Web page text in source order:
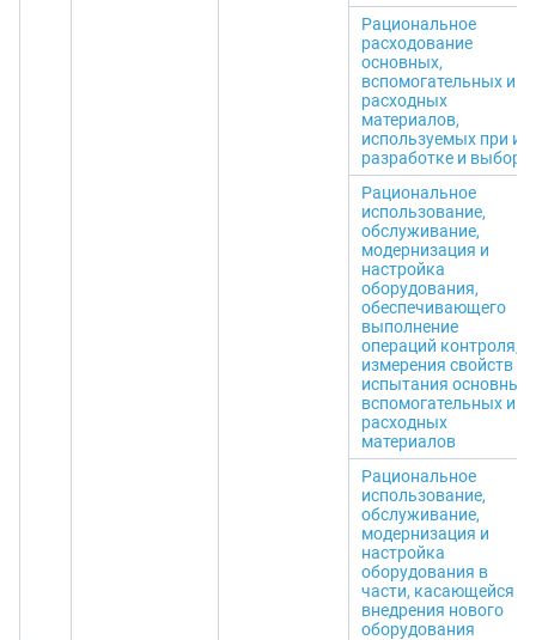
Рациональное
расходование
основных,
вспомогательных и
расходных
материалов,
используемых при их
разработке и выборе
Рациональное
использование,
обслуживание,
модернизация и
настройка
оборудования,
обеспечивающего
выполнение
операций контроля,
измерения свойств и
испытания основных,
вспомогательных и
расходных
материалов
Рациональное
использование,
обслуживание,
модернизация и
настройка
оборудования в
части, касающейся
внедрения нового
оборудования